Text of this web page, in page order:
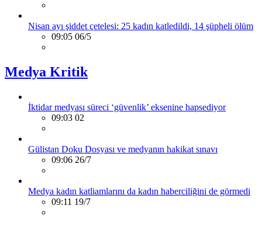
Nisan ayı şiddet çetelesi: 25 kadın katledildi, 14 şüpheli ölüm
09:05 06/5
Medya Kritik
İktidar medyası süreci ‘güvenlik’ eksenine hapsediyor
09:03 02
Gülistan Doku Dosyası ve medyanın hakikat sınavı
09:06 26/7
Medya kadın katliamlarını da kadın haberciliğini de görmedi
09:11 19/7